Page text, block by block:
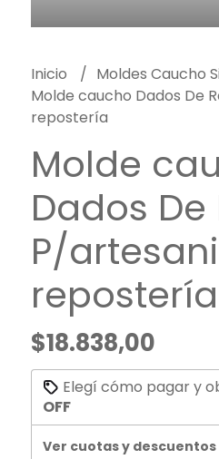
Inicio
Moldes Caucho
Molde caucho Dados De
repostería
Molde
Dados De
P/
repostería
$18.838,00
Elegí cómo pagar y
OFF
Ver cuotas y descuentos